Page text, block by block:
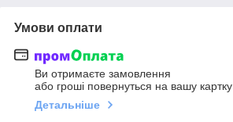
Умови оплати
Ви отримаєте замовлення
або гроші повернуться на вашу картку
Детальніше